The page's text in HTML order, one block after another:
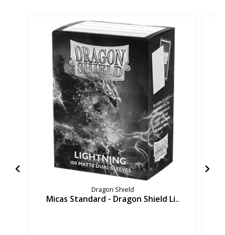
Dragon Shield
Micas Standard - Dragon Shield Li..